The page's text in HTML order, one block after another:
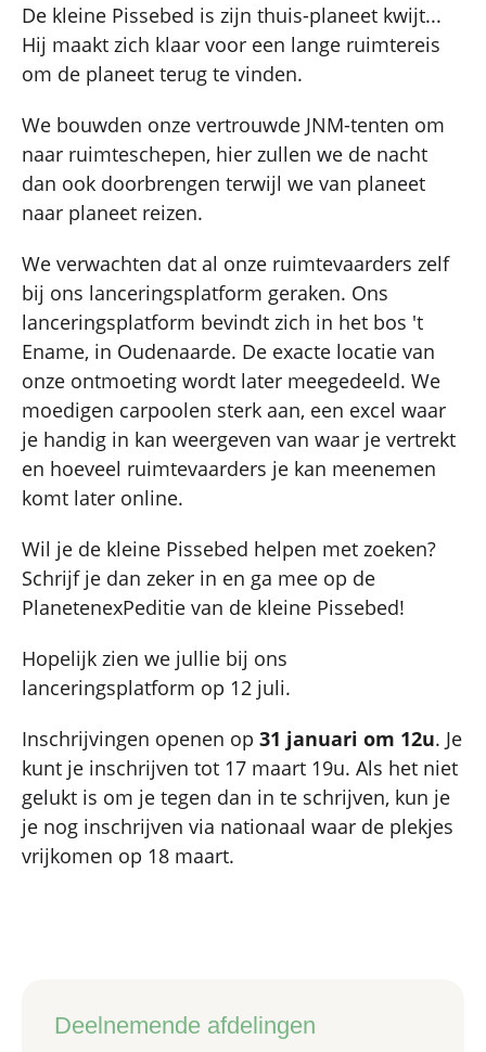
De kleine Pissebed is zijn thuis-planeet kwijt...
Hij maakt zich klaar voor een lange ruimtereis
om de planeet terug te vinden.
We bouwden onze vertrouwde JNM-tenten om
naar ruimteschepen, hier zullen we de nacht
dan ook doorbrengen terwijl we van planeet
naar planeet reizen.
We verwachten dat al onze ruimtevaarders zelf
bij ons lanceringsplatform geraken. Ons
lanceringsplatform bevindt zich in het bos 't
Ename, in Oudenaarde. De exacte locatie van
onze ontmoeting wordt later meegedeeld. We
moedigen carpoolen sterk aan, een excel waar
je handig in kan weergeven van waar je vertrekt
en hoeveel ruimtevaarders je kan meenemen
komt later online.
Wil je de kleine Pissebed helpen met zoeken?
Schrijf je dan zeker in en ga mee op de
PlanetenexPeditie van de kleine Pissebed!
Hopelijk zien we jullie bij ons
lanceringsplatform op 12 juli.
Inschrijvingen openen op 31 januari om 12u. Je
kunt je inschrijven tot 17 maart 19u. Als het niet
gelukt is om je tegen dan in te schrijven, kun je
je nog inschrijven via nationaal waar de plekjes
vrijkomen op 18 maart.
Deelnemende afdelingen